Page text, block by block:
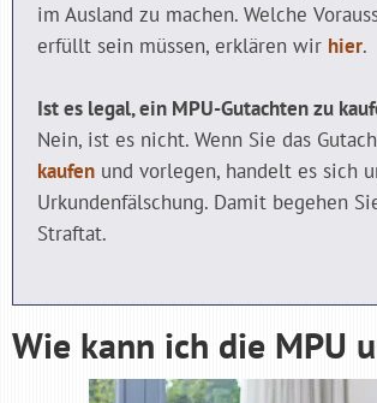
im Ausland zu machen. Welche
erfüllt sein müssen, erklären wir hier.
Ist es legal, ein MPU-Gutachten zu
Nein, ist es nicht. Wenn Sie das
kaufen und vorlegen, handelt es sich
Urkundenfälschung. Damit begehen
Straftat.
Wie kann ich die MPU